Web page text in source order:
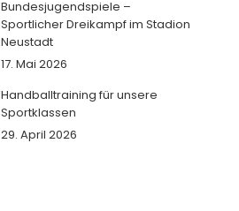
Bundesjugendspiele –
Sportlicher Dreikampf im Stadion
Neustadt
17. Mai 2026
Handballtraining für unsere
Sportklassen
29. April 2026